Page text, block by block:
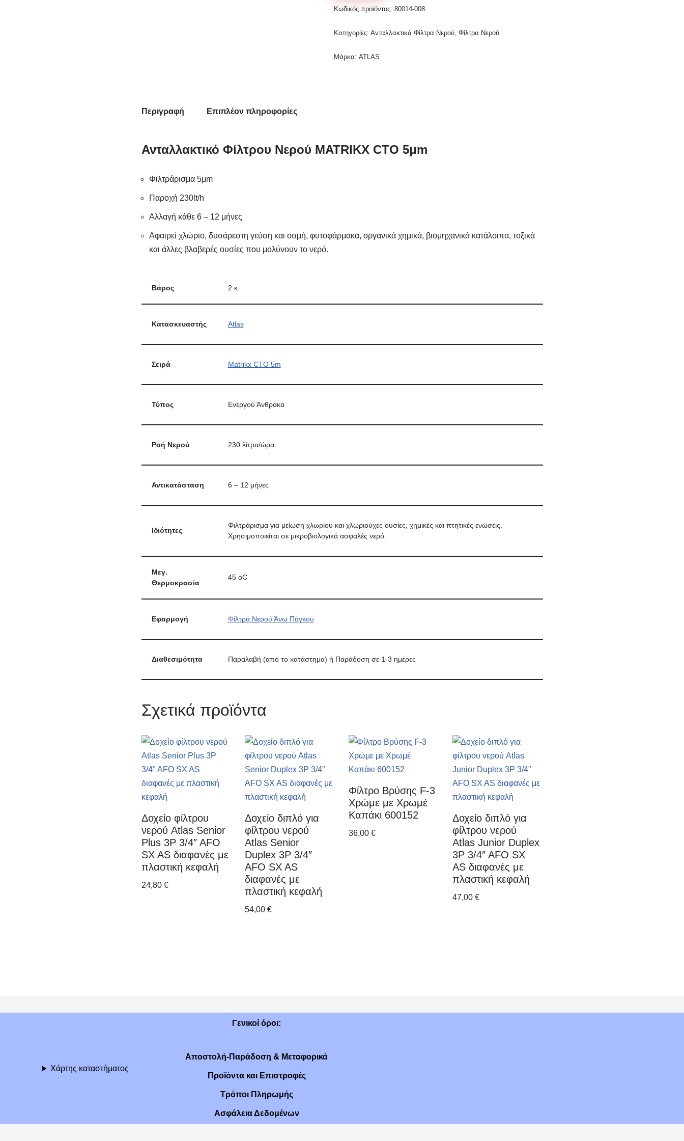
Κωδικός προϊόντος:80014-008
Κατηγορίες:Ανταλλακτικά Φίλτρα Νερού,Φίλτρα Νερού
Μάρκα:ATLAS
Περιγραφή Επιπλέον πληροφορίες
Ανταλλακτικό Φίλτρου Νερού MATRIKX CTO 5μm
Φιλτράρισμα 5μm
Παροχή 230lt/h
Αλλαγή κάθε 6 – 12 μήνες
Αφαιρεί χλώριο, δυσάρεστη γεύση και οσμή, φυτοφάρμακα, οργανικά χημικά, βιομηχανικά κατάλοιπα, τοξικά
και άλλες βλαβερές ουσίες που μολύνουν το νερό.
Βάρος 2 κ.
Κατασκευαστής Atlas
Σειρά Matrikx CTO 5m
Τύπος Ενεργού Άνθρακα
Ροή Νερού 230 λίτρα/ώρα
Αντικατάσταση 6 – 12 μήνες
Ιδιότητες
Φιλτράρισμα για μείωση χλωρίου και χλωριούχες ουσίες, χημικές και πτητικές ενώσεις.
Χρησιμοποιείται σε μικροβιολογικά ασφαλές νερό.
Μεγ.
Θερμοκρασία
45 oC
Εφαρμογή Φίλτρα Νερού Άνω Πάγκου
Διαθεσιμότητα Παραλαβή (από το κατάστημα) ή Παράδοση σε 1-3 ημέρες
Σχετικά προϊόντα
Δοχείο φίλτρου
νερού Atlas Senior
Plus 3P 3/4″ AFO
SX AS διαφανές με
πλαστική κεφαλή
24,80 €
Δοχείο διπλό για
φίλτρου νερού
Atlas Senior
Duplex 3P 3/4″
AFO SX AS
διαφανές με
πλαστική κεφαλή
54,00€
Φίλτρο Βρύσης F-3
Χρώμε με Χρωμέ
Καπάκι 600152
36,00€
Δοχείο διπλό για
φίλτρου νερού
Atlas Junior Duplex
3P 3/4″ AFO SX
AS διαφανές με
πλαστική κεφαλή
47,00€
Χάρτης καταστήματος
Γενικοί όροι:
Αποστολή-Παράδοση & Μεταφορικά
Προϊόντα και Επιστροφές
Τρόποι Πληρωμής
Ασφάλεια Δεδομένων